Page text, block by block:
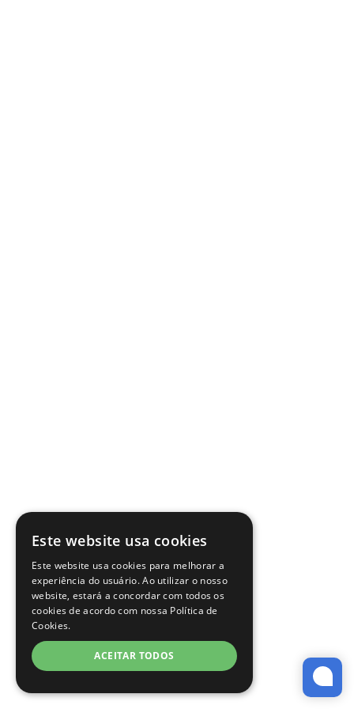
Este website usa cookies
Este website usa cookies para melhorar a
experiência do usuário. Ao utilizar o nosso
website, estará a concordar com todos os
cookies de acordo com nossa Política de
Cookies.
ACEITAR TODOS